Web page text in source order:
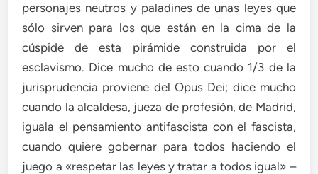
personajes neutros y paladines de unas leyes que
sólo sirven para los que están en la cima de la
cúspide de esta pirámide construida por el
esclavismo. Dice mucho de esto cuando 1/3 de la
jurisprudencia proviene del Opus Dei; dice mucho
cuando la alcaldesa, jueza de profesión, de Madrid,
iguala el pensamiento antifascista con el fascista,
cuando quiere gobernar para todos haciendo el
juego a «respetar las leyes y tratar a todos igual» –